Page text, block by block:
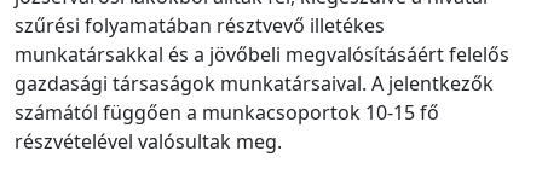
szűrési folyamatában résztvevő illetékes
munkatársakkal és a jövőbeli megvalósításáért felelős
gazdasági társaságok munkatársaival. A jelentkezők
számától függően a munkacsoportok 10-15 fő
részvételével valósultak meg.